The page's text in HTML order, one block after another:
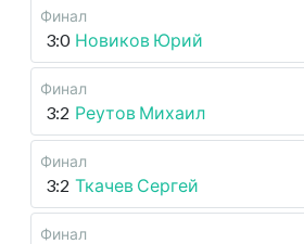
Финал
3:0 Новиков Юрий
Финал
3:2 Реутов Михаил
Финал
3:2 Ткачев Сергей
Финал